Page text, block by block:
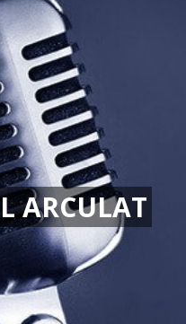
ARCULAT